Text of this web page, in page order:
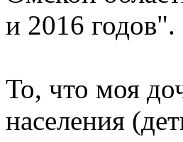
и 2016 годов".
То, что моя
населения